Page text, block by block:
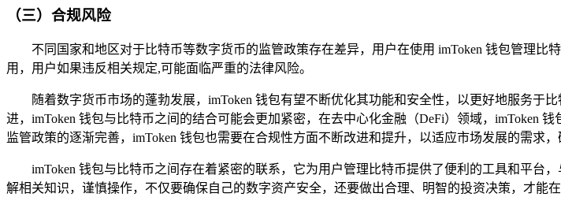
（三）合规风险
不同国家和地区对于比特币等数字货币的监管政策存在差异，用户在使用 imToken 钱包管理
用，用户如果违反相关规定,可能面临严重的法律风险。
随着数字货币市场的蓬勃发展，imToken 钱包有望不断优化其功能和安全性，以更好地服务
进，imToken 钱包与比特币之间的结合可能会更加紧密，在去中心化金融（DeFi）领域，imToken
监管政策的逐渐完善，imToken 钱包也需要在合规性方面不断改进和提升，以适应市场发展的需求
imToken 钱包与比特币之间存在着紧密的联系，它为用户管理比特币提供了便利的工具和平
解相关知识，谨慎操作，不仅要确保自己的数字资产安全，还要做出合理、明智的投资决策，才能